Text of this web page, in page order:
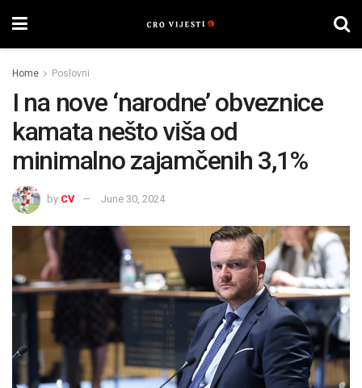
Home Poslovni
I na nove ‘narodne’ obveznice
kamata nešto viša od
minimalno zajamčenih 3,1%
by CV June 30, 2024